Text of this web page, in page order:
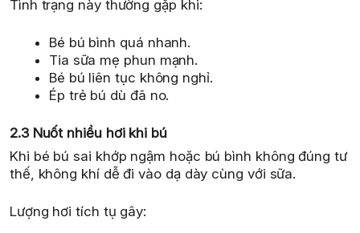
Tình trạng này thường gặp khi:
Bé bú bình quá nhanh.
Tia sữa mẹ phun mạnh.
Bé bú liên tục không nghỉ.
Ép trẻ bú dù đã no.
2.3 Nuốt nhiều hơi khi bú
Khi bé bú sai khớp ngậm hoặc bú bình không đúng tư
thế, không khí dễ đi vào dạ dày cùng với sữa.
Lượng hơi tích tụ gây: